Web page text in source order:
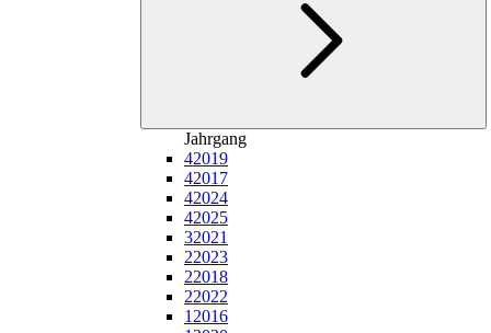
Jahrgang
42019
42017
42024
42025
32021
22023
22018
22022
1 2016